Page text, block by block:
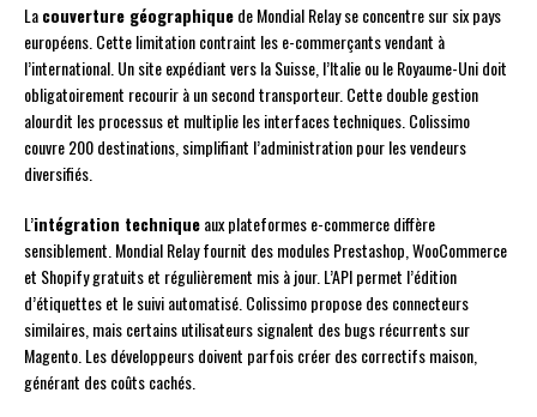
Lacouverture géographiquede Mondial Relay se concentre sur six pays
européens. Cette limitation contraint les e-commerçants vendant à
l’international. Un site expédiant vers la Suisse, l’Italie ou le Royaume-Uni doit
obligatoirement recourir à un second transporteur. Cette double gestion
alourdit les processus et multiplie les interfaces techniques. Colissimo
couvre 200 destinations, simplifiant l’administration pour les vendeurs
diversifiés.
L’intégration techniqueaux plateformes e-commerce diffère
sensiblement. Mondial Relay fournit des modules Prestashop, WooCommerce
et Shopify gratuits et régulièrement mis à jour. L’API permet l’édition
d’étiquettes et le suivi automatisé. Colissimo propose des connecteurs
similaires, mais certains utilisateurs signalent des bugs récurrents sur
Magento. Les développeurs doivent parfois créer des correctifs maison,
générant des coûts cachés.